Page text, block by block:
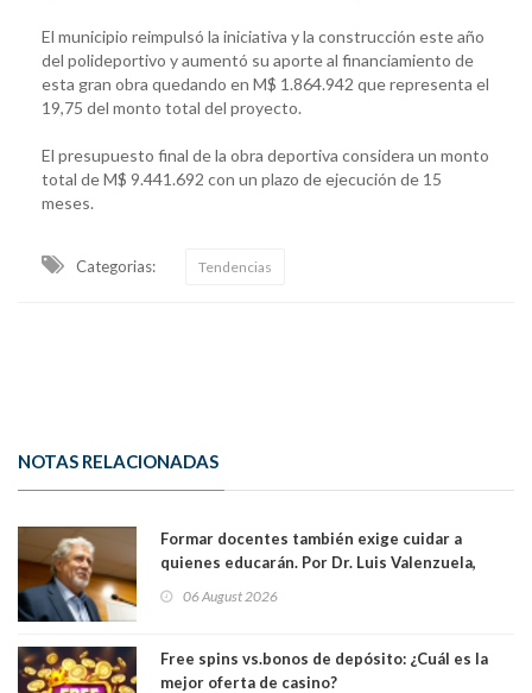
El municipio reimpulsó la iniciativa y la construcción este año
del polideportivo y aumentó su aporte al financiamiento de
esta gran obra quedando en M$ 1.864.942 que representa el
19,75 del monto total del proyecto.
El presupuesto final de la obra deportiva considera un monto
total de M$ 9.441.692 con un plazo de ejecución de 15
meses.
Categorias: Tendencias
NOTAS RELACIONADAS
Formar docentes también exige cuidar a
quienes educarán. Por Dr. Luis Valenzuela,
Académicos U. Católica Silva Henríquez
06 August 2026
Free spins vs.bonos de depósito: ¿Cuál es la
mejor oferta de casino?